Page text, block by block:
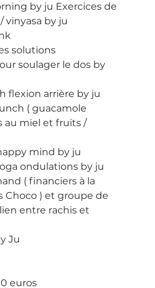
by ju Exercices de
vinyasa by ju
solutions
soulager le dos by
flexion arrière by ju
( guacamole
au miel et fruits /
mind by ju
ondulations by ju
( financiers à la
Choco ) et groupe de
entre rachis et
Ju
euros